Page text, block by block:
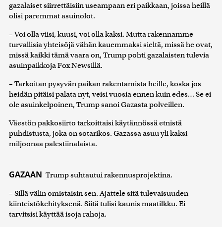
gazalaiset siirrettäisiin useampaan eri paikkaan, joissa heillä
olisi paremmat asuinolot.
– Voi olla viisi, kuusi, voi olla kaksi. Mutta rakennamme
turvallisia yhteisöjä vähän kauemmaksi sieltä, missä he ovat,
missä kaikki tämä vaara on, Trump pohti gazalaisten tulevia
asuinpaikkoja Fox Newsillä.
– Tarkoitan pysyvän paikan rakentamista heille, koska jos
heidän pitäisi palata nyt, veisi vuosia ennen kuin edes… Se ei
ole asuinkelpoinen, Trump sanoi Gazasta polveillen.
Väestön pakkosiirto tarkoittaisi käytännössä etnistä
puhdistusta, joka on sotarikos. Gazassa asuu yli kaksi
miljoonaa palestiinalaista.
GAZAAN Trump suhtautui rakennusprojektina.
– Sillä välin omistaisin sen. Ajattele sitä tulevaisuuden
kiinteistökehityksenä. Siitä tulisi kaunis maatilkku. Ei
tarvitsisi käyttää isoja rahoja.